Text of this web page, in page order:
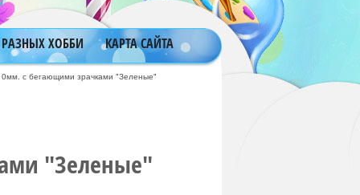
ХОББИ КАРТА САЙТА
с бегающими зрачками "Зеленые"
"Зеленые"